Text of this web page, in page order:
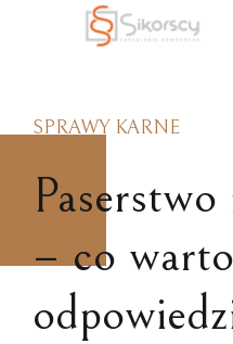
SPRAWY KARNE
– co